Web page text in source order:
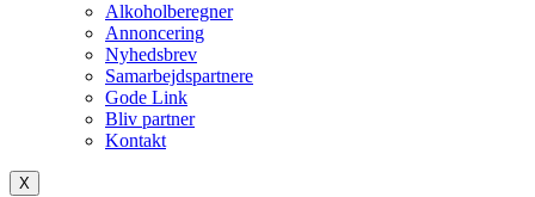
Alkoholberegner
Annoncering
Nyhedsbrev
Samarbejdspartnere
Gode Link
Bliv partner
Kontakt
X